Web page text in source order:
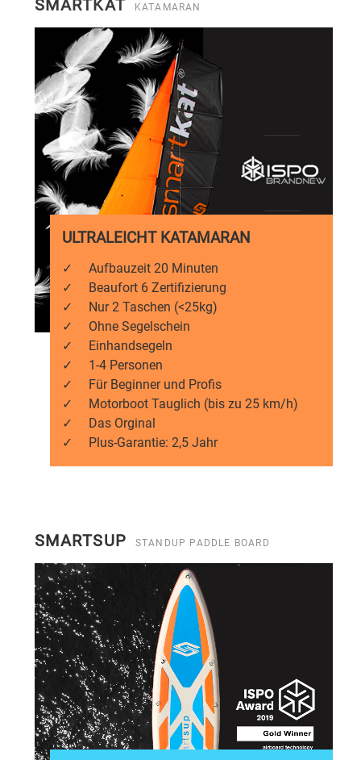
SMARTKAT KATAMARAN
ULTRALEICHT KATAMARAN
✓
Aufbauzeit 20 Minuten
✓
Beaufort 6 Zertifizierung
✓
Nur 2 Taschen (<25kg)
✓
Ohne Segelschein
✓
Einhandsegeln
✓
1-4 Personen
✓
Für Beginner und Profis
✓
Motorboot Tauglich (bis zu 25 km/h)
✓
Das Orginal
✓
Plus-Garantie: 2,5 Jahr
SMARTSUP STANDUP PADDLE BOARD